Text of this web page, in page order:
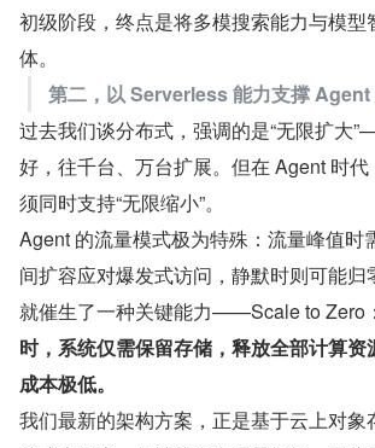
初级阶段，终点是将多模搜索能力与模型
体。
第二，以 Serverless 能力支撑 Agent
过去我们谈分布式，强调的是“无限扩大
好，往千台、万台扩展。但在 Agent 时
须同时支持“无限缩小”。
Agent 的流量模式极为特殊：流量峰值时
间扩容应对爆发式访问，静默时则可能
就催生了一种关键能力——Scale to Zero：
时，系统仅需保留存储，释放全部计算
成本极低。
我们最新的架构方案，正是基于云上对象